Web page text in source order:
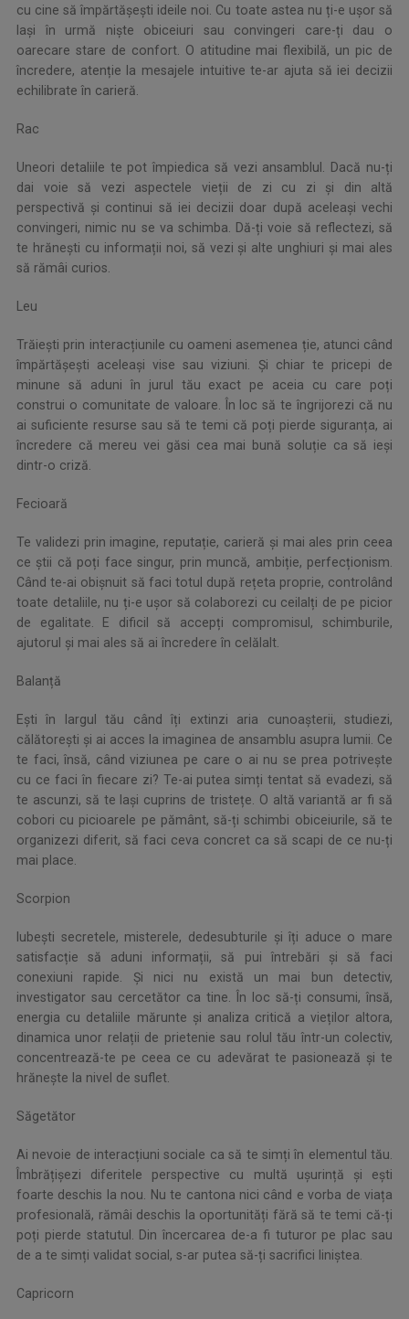
cu cine să împărtășești ideile noi. Cu toate astea nu ți-e ușor să
lași în urmă niște obiceiuri sau convingeri care-ți dau o
oarecare stare de confort. O atitudine mai flexibilă, un pic de
încredere, atenție la mesajele intuitive te-ar ajuta să iei decizii
echilibrate în carieră.
Rac
Uneori detaliile te pot împiedica să vezi ansamblul. Dacă nu-ți
dai voie să vezi aspectele vieții de zi cu zi și din altă
perspectivă și continui să iei decizii doar după aceleași vechi
convingeri, nimic nu se va schimba. Dă-ți voie să reflectezi, să
te hrănești cu informații noi, să vezi și alte unghiuri și mai ales
să rămâi curios.
Leu
Trăiești prin interacțiunile cu oameni asemenea ție, atunci când
împărtășești aceleași vise sau viziuni. Și chiar te pricepi de
minune să aduni în jurul tău exact pe aceia cu care poți
construi o comunitate de valoare. În loc să te îngrijorezi că nu
ai suficiente resurse sau să te temi că poți pierde siguranța, ai
încredere că mereu vei găsi cea mai bună soluție ca să ieși
dintr-o criză.
Fecioară
Te validezi prin imagine, reputație, carieră și mai ales prin ceea
ce știi că poți face singur, prin muncă, ambiție, perfecționism.
Când te-ai obișnuit să faci totul după rețeta proprie, controlând
toate detaliile, nu ți-e ușor să colaborezi cu ceilalți de pe picior
de egalitate. E dificil să accepți compromisul, schimburile,
ajutorul și mai ales să ai încredere în celălalt.
Balanță
Ești în largul tău când îți extinzi aria cunoașterii, studiezi,
călătorești și ai acces la imaginea de ansamblu asupra lumii. Ce
te faci, însă, când viziunea pe care o ai nu se prea potrivește
cu ce faci în fiecare zi? Te-ai putea simți tentat să evadezi, să
te ascunzi, să te lași cuprins de tristețe. O altă variantă ar fi să
cobori cu picioarele pe pământ, să-ți schimbi obiceiurile, să te
organizezi diferit, să faci ceva concret ca să scapi de ce nu-ți
mai place.
Scorpion
Iubești secretele, misterele, dedesubturile și îți aduce o mare
satisfacție să aduni informații, să pui întrebări și să faci
conexiuni rapide. Și nici nu există un mai bun detectiv,
investigator sau cercetător ca tine. În loc să-ți consumi, însă,
energia cu detaliile mărunte și analiza critică a vieților altora,
dinamica unor relații de prietenie sau rolul tău într-un colectiv,
concentrează-te pe ceea ce cu adevărat te pasionează și te
hrănește la nivel de suflet.
Săgetător
Ai nevoie de interacțiuni sociale ca să te simți în elementul tău.
Îmbrățișezi diferitele perspective cu multă ușurință și ești
foarte deschis la nou. Nu te cantona nici când e vorba de viața
profesională, rămâi deschis la oportunități fără să te temi că-ți
poți pierde statutul. Din încercarea de-a fi tuturor pe plac sau
de a te simți validat social, s-ar putea să-ți sacrifici liniștea.
Capricorn